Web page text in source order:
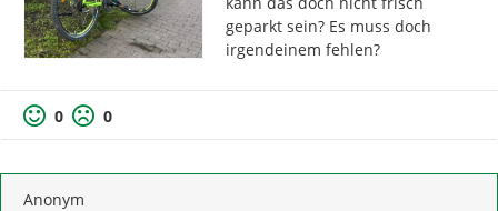
geparkt sein? Es muss doch
irgendeinem fehlen?
0 0
Anonym